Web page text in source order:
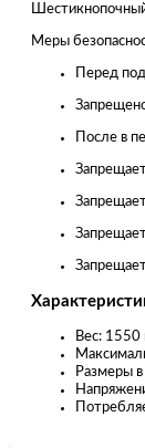
Меры
Перед
После в
Вес: 1550
Размеры